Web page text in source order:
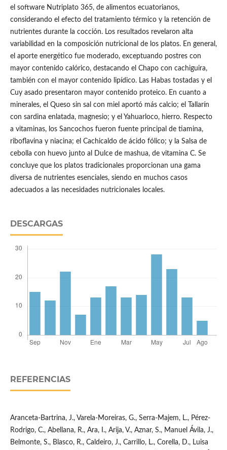
el software Nutriplato 365, de alimentos ecuatorianos,
considerando el efecto del tratamiento térmico y la retención de
nutrientes durante la cocción. Los resultados revelaron alta
variabilidad en la composición nutricional de los platos. En general,
el aporte energético fue moderado, exceptuando postres con
mayor contenido calórico, destacando el Chapo con cachiguira,
también con el mayor contenido lipídico. Las Habas tostadas y el
Cuy asado presentaron mayor contenido proteico. En cuanto a
minerales, el Queso sin sal con miel aportó más calcio; el Tallarín
con sardina enlatada, magnesio; y el Yahuarloco, hierro. Respecto
a vitaminas, los Sancochos fueron fuente principal de tiamina,
riboflavina y niacina; el Cachicaldo de ácido fólico; y la Salsa de
cebolla con huevo junto al Dulce de mashua, de vitamina C. Se
concluye que los platos tradicionales proporcionan una gama
diversa de nutrientes esenciales, siendo en muchos casos
adecuados a las necesidades nutricionales locales.
DESCARGAS
REFERENCIAS
Aranceta-Bartrina, J., Varela-Moreiras, G., Serra-Majem, L., Pérez-
Rodrigo, C., Abellana, R., Ara, I., Arija, V., Aznar, S., Manuel Ávila, J.,
Belmonte, S., Blasco, R., Caldeiro, J., Carrillo, L., Corella, D., Luisa